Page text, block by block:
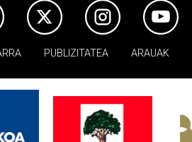
PUBLIZITATEA ARAUAK